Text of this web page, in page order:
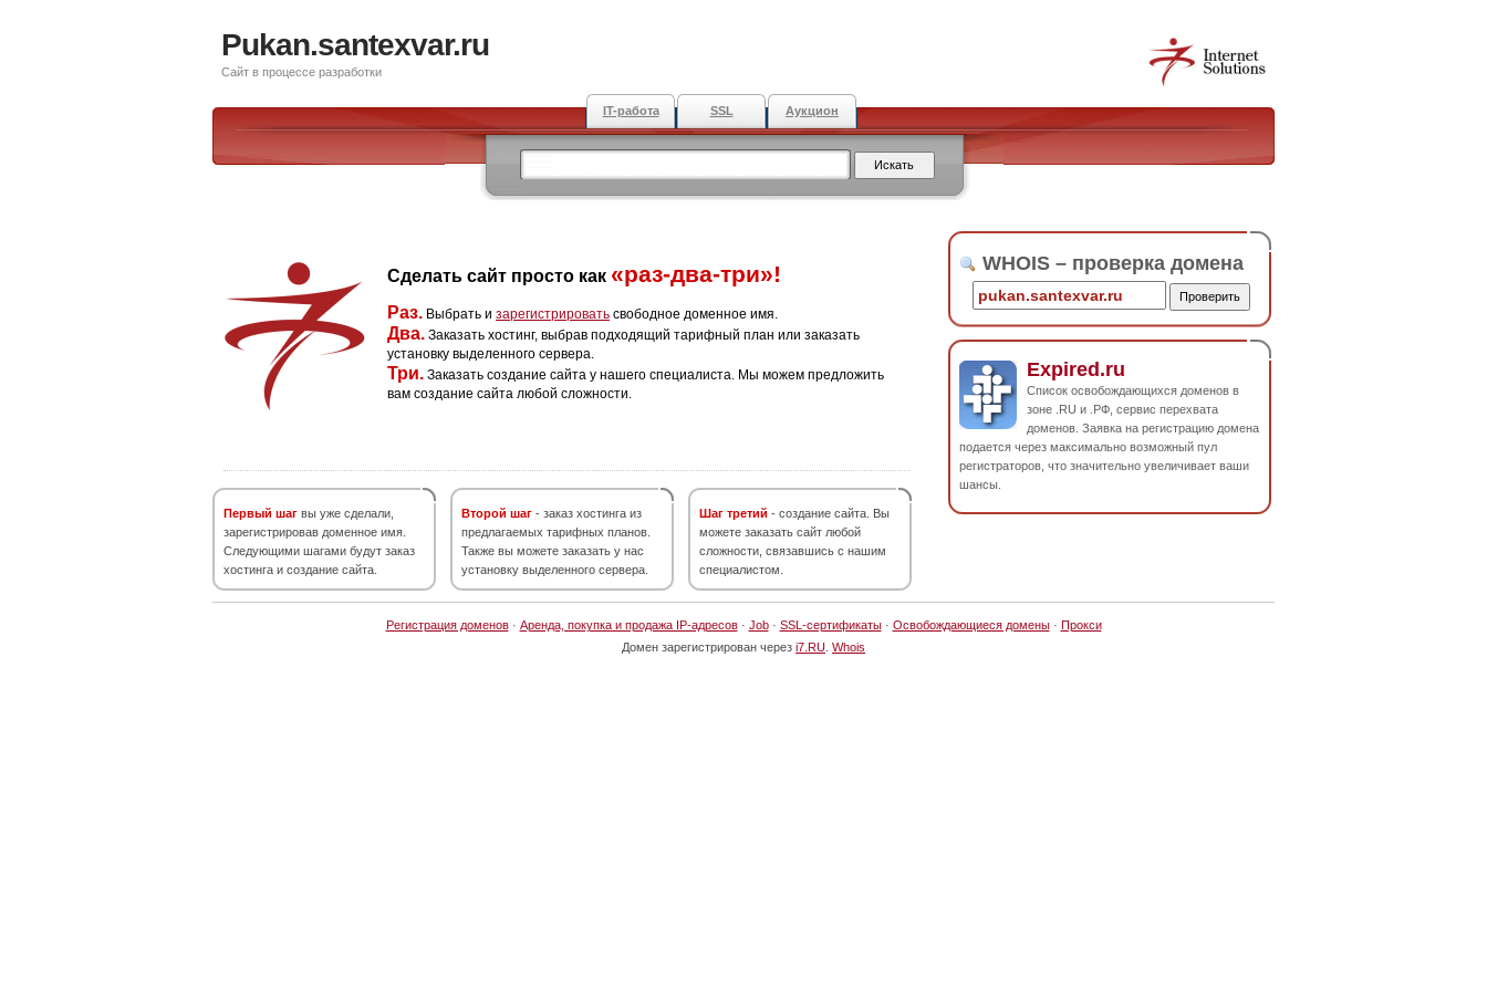
Pukan.santexvar.ru
Сайт в процессе разработки
IT-работа SSL Аукцион
Сделать сайт просто как «раз-два-три»!
Раз. Выбрать и зарегистрировать свободное доменное имя.
Два. Заказать хостинг, выбрав подходящий тарифный план или заказать
установку выделенного сервера.
Три. Заказать создание сайта у нашего специалиста. Мы можем предложить
вам создание сайта любой сложности.
Первый шаг вы уже сделали,
зарегистрировав доменное имя.
Следующими шагами будут заказ
хостинга и создание сайта.
Второй шаг - заказ хостинга из
предлагаемых тарифных планов.
Также вы можете заказать у нас
установку выделенного сервера.
Шаг третий - создание сайта. Вы
можете заказать сайт любой
сложности, связавшись с нашим
специалистом.
WHOIS – проверка домена
Expired.ru
Список освобождающихся доменов в
зоне .RU и .РФ, сервис перехвата
доменов. Заявка на регистрацию домена
подается через максимально возможный пул
регистраторов, что значительно увеличивает ваши
шансы.
Регистрация доменов· Аренда, покупка и продажа IP-адресов· Job· SSL-сертификаты· Освобождающиеся домены· Прокси
Домен зарегистрирован через i7.RU Whois